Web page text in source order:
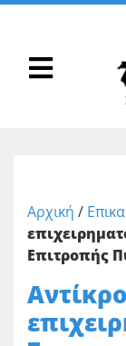
Αρχική /
Επιτροπής